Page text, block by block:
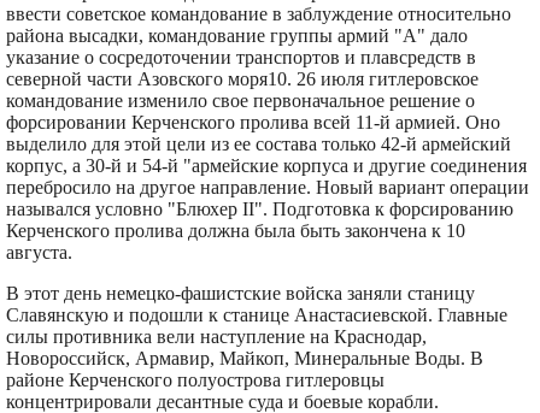
ввести советское командование в заблуждение относительно
района высадки, командование группы армий "А" дало
указание о сосредоточении транспортов и плавсредств в
северной части Азовского моря10. 26 июля гитлеровское
командование изменило свое первоначальное решение о
форсировании Керченского пролива всей 11-й армией. Оно
выделило для этой цели из ее состава только 42-й армейский
корпус, а 30-й и 54-й "армейские корпуса и другие соединения
перебросило на другое направление. Новый вариант операции
назывался условно "Блюхер II". Подготовка к форсированию
Керченского пролива должна была быть закончена к 10
августа.
В этот день немецко-фашистские войска заняли станицу
Славянскую и подошли к станице Анастасиевской. Главные
силы противника вели наступление на Краснодар,
Новороссийск, Армавир, Майкоп, Минеральные Воды. В
районе Керченского полуострова гитлеровцы
концентрировали десантные суда и боевые корабли.